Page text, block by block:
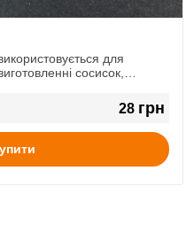
для
сосисок,
28 грн